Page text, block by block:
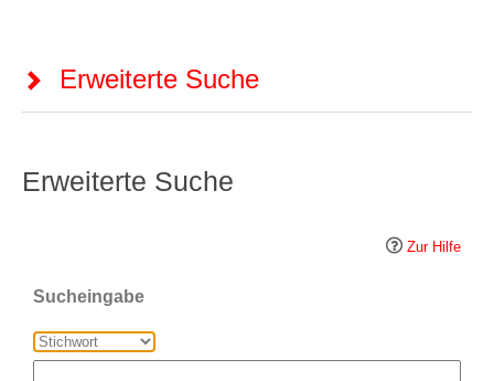
Erweiterte Suche
Erweiterte Suche
Zur Hilfe
Sucheingabe